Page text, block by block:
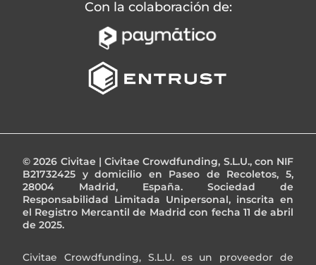
Con la colaboración de:
© 2026 Civitae | Civitae Crowdfunding, S.L.U., con NIF
B21732425 y domicilio en Paseo de Recoletos, 5,
28004 Madrid, España. Sociedad de
Responsabilidad Limitada Unipersonal, inscrita en
el Registro Mercantil de Madrid con fecha 11 de abril
de 2025.
Civitae Crowdfunding, S.L.U. es un proveedor de